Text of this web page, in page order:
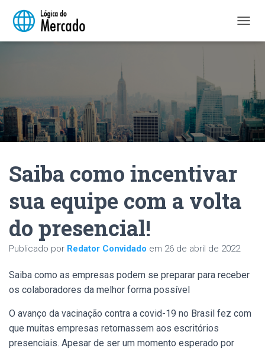
L
A
R
N
A
V
Saiba como incentivar
sua equipe com a volta
do presencial!
Publicado por Redator Convidado em 26 de abril de 2022
Saiba como as empresas podem se preparar para receber
os colaboradores da melhor forma possível
O avanço da vacinação contra a covid-19 no Brasil fez com
que muitas empresas retornassem aos escritórios
presenciais. Apesar de ser um momento esperado por